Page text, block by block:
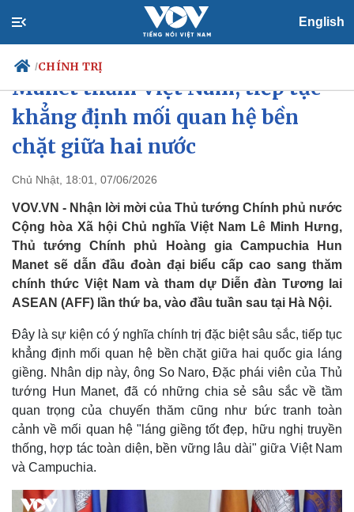
English
/CHÍNH TRỊ
Chính trị
Tổ chức nhân sự
Quốc hội
Nhận diện sự thật
Xã hội
Giáo dục
Dấu ấn VOV
Việc làm
Biển đảo
Thủ tướng Campuchia Hun
Manet thăm Việt Nam, tiếp tục
khẳng định mối quan hệ bền
chặt giữa hai nước
Chủ Nhật, 18:01, 07/06/2026
VOV.VN - Nhận lời mời của Thủ tướng Chính phủ nước
Cộng hòa Xã hội Chủ nghĩa Việt Nam Lê Minh Hưng,
Thủ tướng Chính phủ Hoàng gia Campuchia Hun
Manet sẽ dẫn đầu đoàn đại biểu cấp cao sang thăm
chính thức Việt Nam và tham dự Diễn đàn Tương lai
ASEAN (AFF) lần thứ ba, vào đầu tuần sau tại Hà Nội.
Đây là sự kiện có ý nghĩa chính trị đặc biệt sâu sắc, tiếp tục
khẳng định mối quan hệ bền chặt giữa hai quốc gia láng
giềng. Nhân dịp này, ông So Naro, Đặc phái viên của Thủ
tướng Hun Manet, đã có những chia sẻ sâu sắc về tầm
quan trọng của chuyến thăm cũng như bức tranh toàn
cảnh về mối quan hệ "láng giềng tốt đẹp, hữu nghị truyền
thống, hợp tác toàn diện, bền vững lâu dài" giữa Việt Nam
và Campuchia.